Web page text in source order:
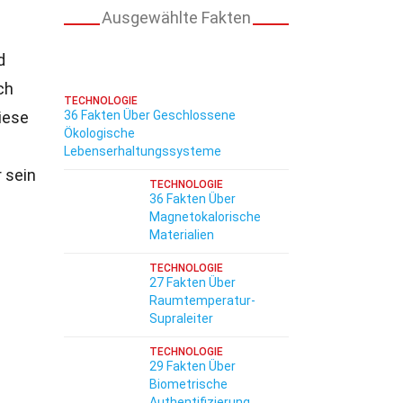
sein
Ausgewählte Fakten
TECHNOLOGIE
36 Fakten Über Geschlossene
Ökologische
Lebenserhaltungssysteme
TECHNOLOGIE
36 Fakten Über
Magnetokalorische
Materialien
TECHNOLOGIE
27 Fakten Über
Raumtemperatur-
Supraleiter
TECHNOLOGIE
29 Fakten Über
Biometrische